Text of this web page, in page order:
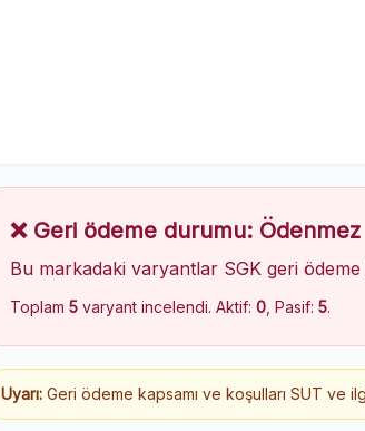
❌ Geri ödeme durumu: Ödenmez
Bu markadaki varyantlar SGK geri ödeme
Toplam 5 varyant incelendi. Aktif: 0 , Pasif: 5.
Uyarı: Geri ödeme kapsamı ve koşulları SUT ve